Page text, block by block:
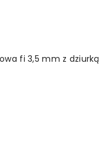
fi 3,5 mm z dziurką